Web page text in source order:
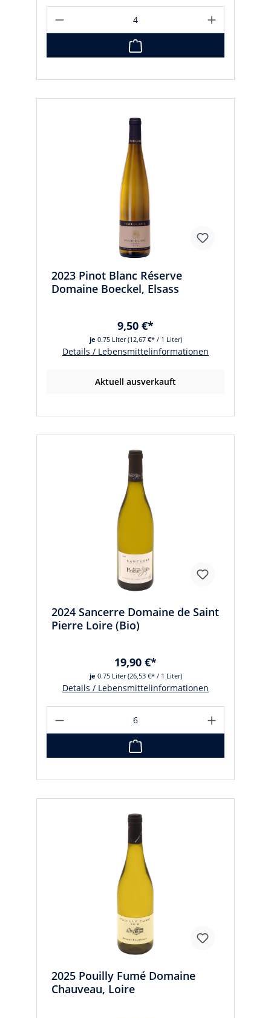
2023 Pinot Blanc Réserve
Domaine Boeckel, Elsass
je 0.75 Liter(12,67 €* / 1 Liter)
9,50 €*
Details / Lebensmittelinformationen
Aktuell ausverkauft
2024 Sancerre Domaine de Saint
Pierre Loire (Bio)
je 0.75 Liter(26,53 €* / 1 Liter)
19,90 €*
Details / Lebensmittelinformationen
2025 Pouilly Fumé Domaine
Chauveau, Loire